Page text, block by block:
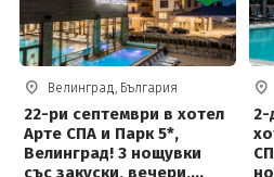
Велинград, България
22-ри септември в хотел
Арте СПА и Парк 5*,
Велинград! 3 нощувки
със закуски, вечери,
2-